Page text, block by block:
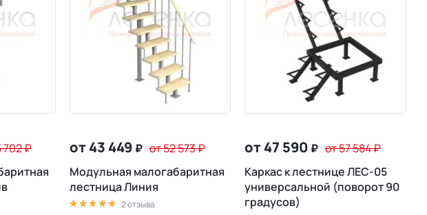
702₽
от 43 449 ₽ от 52 573₽
Модульная малогабаритная
лестница Линия
2 отзыва
от 47 590 ₽ от 57 584₽
Каркас к лестнице ЛЕС-05
универсальной (поворот 90
градусов)